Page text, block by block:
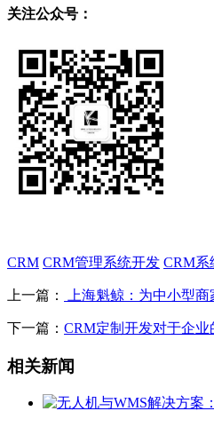
关注公众号：
CRM CRM管理系统开发 CRM系
上一篇： 上海魁鲸：为中小型
下一篇： CRM定制开发对于企业
相关新闻